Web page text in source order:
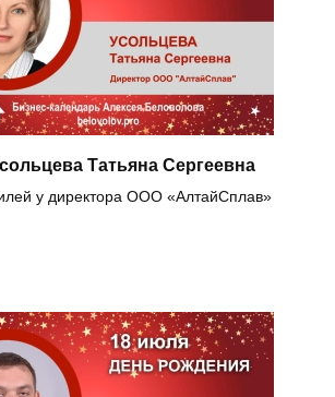
Татьяна Сергеевна
у директора ООО «АлтайСплав»